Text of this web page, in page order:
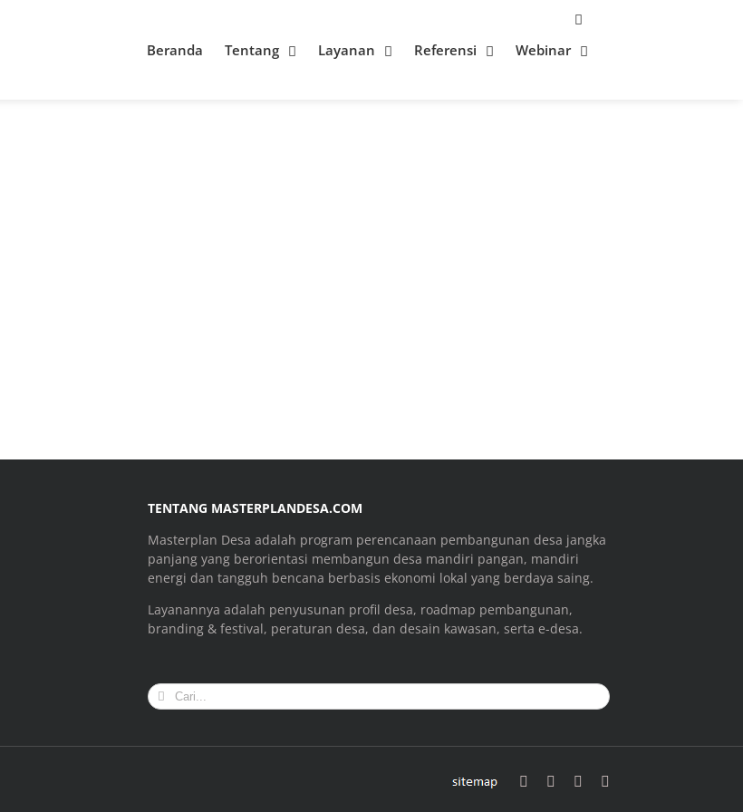
Beranda Tentang Layanan Referensi Webinar
TENTANG MASTERPLANDESA.COM
Masterplan Desa adalah program perencanaan pembangunan desa jangka
panjang yang berorientasi membangun desa mandiri pangan, mandiri
energi dan tangguh bencana berbasis ekonomi lokal yang berdaya saing.
Layanannya adalah penyusunan profil desa, roadmap pembangunan,
branding & festival, peraturan desa, dan desain kawasan, serta e-desa.
Search
for:
sitemap Facebook
Email YouTube